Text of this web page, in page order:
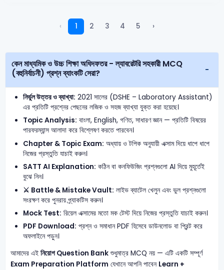
‹ 1 2 3 4 5 ›
কেন মাধ্যমিক ও উচ্চ শিক্ষা অধিদফতর - ল্যাবরেটরি সহকারী MCQ
(বহুনির্বাচনী) প্রশ্ন ব্যাংকটি সেরা?
নির্ভুল উত্তর ও ব্যাখ্যা: 2021 সালের (DSHE – Laboratory Assistant)
এর প্রতিটি প্রশ্নের পেছনের লজিক ও সহজ ব্যাখ্যা যুক্ত করা হয়েছে।
Topic Analysis: বাংলা, English, গণিত, সাধারণ জ্ঞান — প্রতিটি বিষয়ের
পারফরম্যান্স আলাদা করে বিশ্লেষণ করতে পারবেন।
Chapter & Topic Exam: অধ্যায় ও টপিক অনুযায়ী এক্সাম দিয়ে ধাপে ধাপে
নিজের প্রস্তুতি যাচাই করুন।
SATT AI Explanation: কঠিন বা কনফিউজিং প্রশ্নগুলো AI দিয়ে মুহূর্তেই
বুঝে নিন।
⚔️ Battle & Mistake Vault: লাইভ ব্যাটেল খেলুন এবং ভুল প্রশ্নগুলো
সংরক্ষণ করে পুনরায় প্র্যাকটিস করুন।
Mock Test: রিয়েল এক্সামের মতো মক টেস্ট দিয়ে নিজের প্রস্তুতি যাচাই করুন।
PDF Download: প্রশ্ন ও সমাধান PDF হিসেবে ডাউনলোড বা প্রিন্ট করে
অফলাইনে পড়ুন।
আমাদের এই নিয়োগ Question Bankশুধুমাত্র MCQ নয় — এটি একটি সম্পূর্ণ
Exam Preparation Platform যেখানে আপনি পাবেন Learn +